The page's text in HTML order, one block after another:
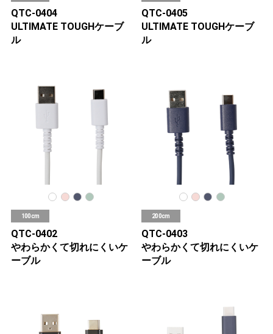
QTC-0404
ULTIMATE TOUGHケーブ
ル
QTC-0405
ULTIMATE TOUGHケーブ
ル
100cm
QTC-0402
やわらかくて切れにくいケ
ーブル
200cm
QTC-0403
やわらかくて切れにくいケ
ーブル